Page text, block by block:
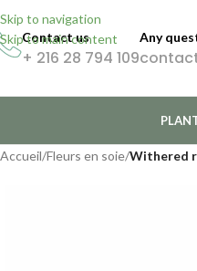
Skip to navigation
Skip to main content
Contact us
+ 216 28 794 109
Any
Accueil/Fleurs en soie/Withered